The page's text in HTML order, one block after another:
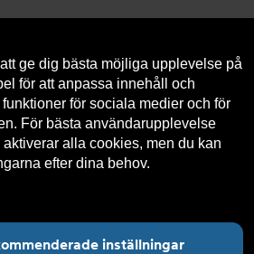
ge dig bästa möjliga upplevelse på
för att anpassa innehåll och
för sociala medier och för
För bästa användarupplevelse
alla cookies, men du kan
efter dina behov.
inställningar
Kontakta oss
Hitta det du letar
Metallslang DN25 M1" x F1" 65-125mm AT